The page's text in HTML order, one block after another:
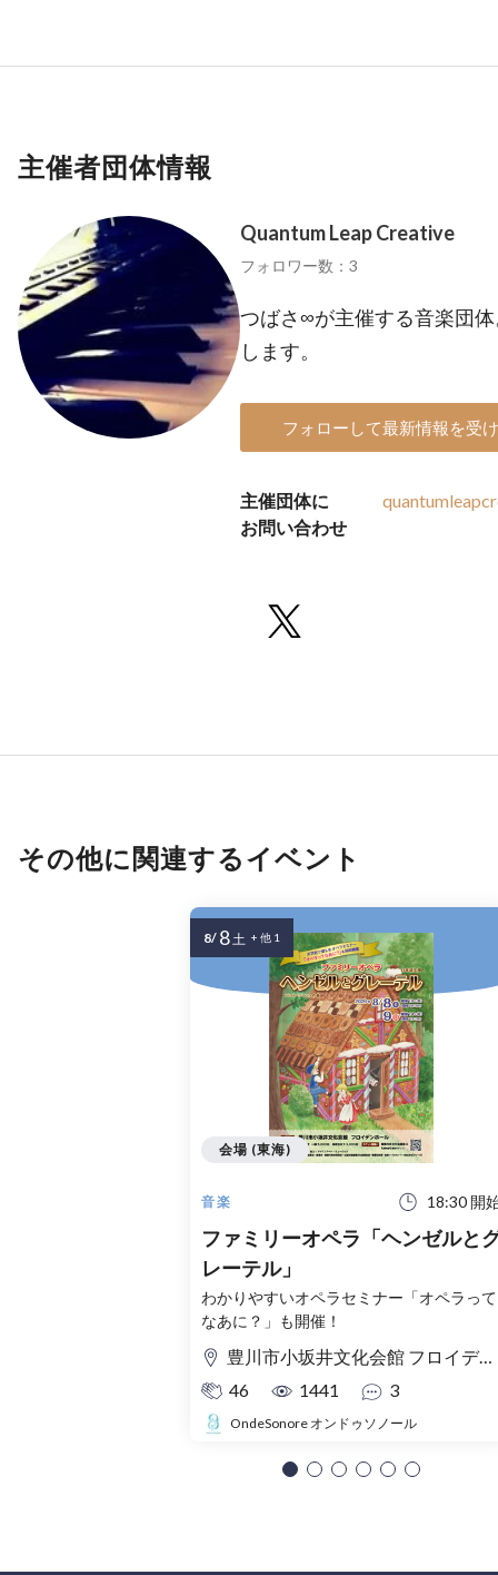
主催者団体情報
Quantum Leap Creative
フォロワー数：3
つばさ∞が主催する音楽団
します。
フォローして最新情報を受
主催団体に
お問い合わせ
その他に関連するイベント
音楽 18:30 開
ファミリーオペラ「ヘンゼルと
レーテル」
わかりやすいオペラセミナー「オペラって
なあに？」も開催！
豊川市小坂井文化会館 フロイデンホール
46
1441 3
OndeSonore オンドゥソノール
会場 (東海)
8/ 8土 + 他 1